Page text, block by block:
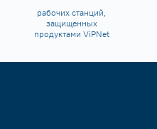
рабочих станций,
защищенных
продуктами ViPNet